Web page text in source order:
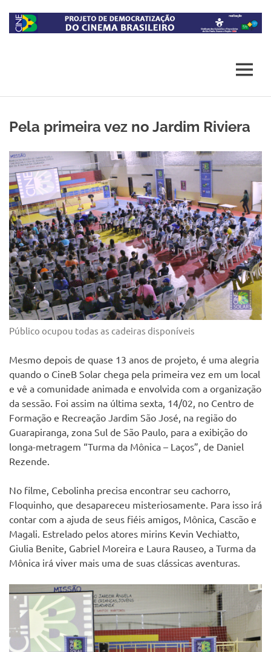
content
brasileiro
MENU
Pela primeira vez no Jardim Riviera
Público ocupou todas as cadeiras disponíveis
Mesmo depois de quase 13 anos de projeto, é uma alegria
quando o CineB Solar chega pela primeira vez em um local
e vê a comunidade animada e envolvida com a organização
da sessão. Foi assim na última sexta, 14/02, no Centro de
Formação e Recreação Jardim São José, na região do
Guarapiranga, zona Sul de São Paulo, para a exibição do
longa-metragem “Turma da Mônica – Laços”, de Daniel
Rezende.
No filme, Cebolinha precisa encontrar seu cachorro,
Floquinho, que desapareceu misteriosamente. Para isso irá
contar com a ajuda de seus fiéis amigos, Mônica, Cascão e
Magali. Estrelado pelos atores mirins Kevin Vechiatto,
Giulia Benite, Gabriel Moreira e Laura Rauseo, a Turma da
Mônica irá viver mais uma de suas clássicas aventuras.